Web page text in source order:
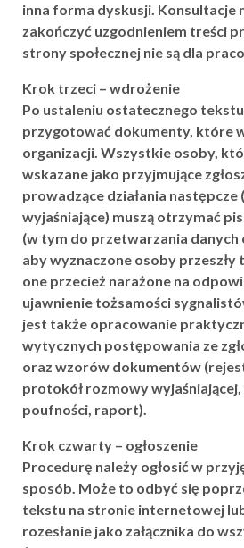
inna forma dyskusji. Konsultacje
zakończyć uzgodnieniem treści
strony społecznej nie są dla
Krok trzeci – wdrożenie
Po ustaleniu ostatecznego
przygotować dokumenty, które
organizacji. Wszystkie osoby,
wskazane jako przyjmujące
prowadzące działania
wyjaśniające) muszą otrzymać
(w tym do przetwarzania
aby wyznaczone osoby przeszły
one przecież narażone na
ujawnienie tożsamości
jest także opracowanie
wytycznych postępowania ze
oraz wzorów dokumentów
protokół rozmowy
poufności, raport).
Krok czwarty – ogłoszenie
Procedurę należy ogłosić w
sposób. Może to odbyć się
tekstu na stronie internetowej
rozesłanie jako załącznika do